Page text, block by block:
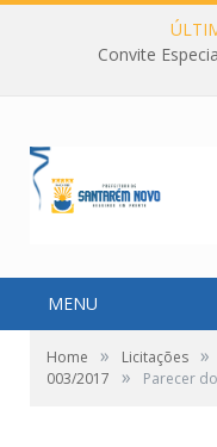
Convite
MENU
Home » Licitações »
003/2017
» Parecer